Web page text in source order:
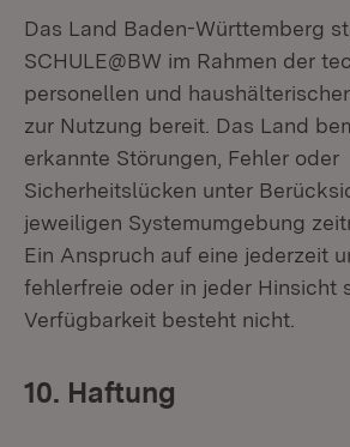
Das Land Baden-Württemberg
SCHULE@BW im Rahmen der
personellen und
zur Nutzung bereit. Das Land
erkannte Störungen, Fehler oder
Sicherheitslücken unter
jeweiligen Systemumgebung
Ein Anspruch auf eine jederzeit
fehlerfreie oder in jeder Hinsicht
Verfügbarkeit besteht nicht.
10. Haftung